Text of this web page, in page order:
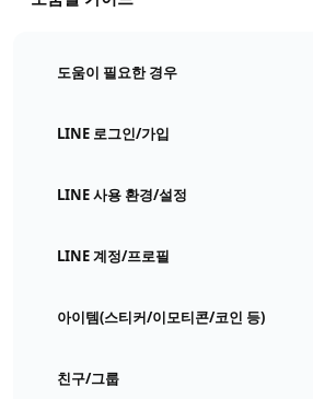
도움이 필요한 경우
LINE 로그인/가입
LINE 사용 환경/설정
LINE 계정/프로필
아이템(스티커/이모티콘/코인 등)
친구/그룹